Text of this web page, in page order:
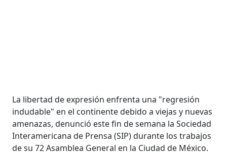
La libertad de expresión enfrenta una "regresión
indudable" en el continente debido a viejas y nuevas
amenazas, denunció este fin de semana la Sociedad
Interamericana de Prensa (SIP) durante los trabajos
de su 72 Asamblea General en la Ciudad de México.